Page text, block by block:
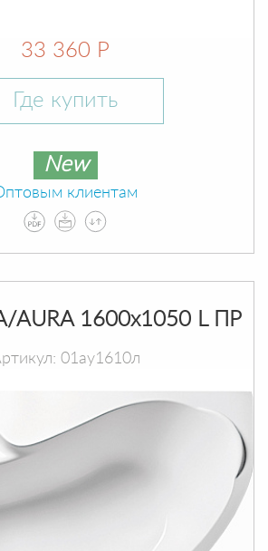
33 360 Р
Где купить
New
клиентам
AURA 1600х1050 L ПР
01ау1610л